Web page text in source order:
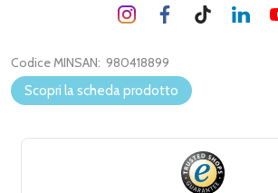
Codice MINSAN: 980418899
Scopri la scheda prodotto